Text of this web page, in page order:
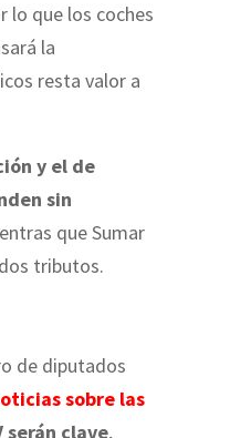
lo que los coches
la
resta valor a
y el de
sin
que Sumar
tributos.
de diputados
sobre las
serán clave,